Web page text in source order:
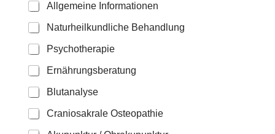
Allgemeine Informationen
Naturheilkundliche Behandlung
Psychotherapie
Ernährungsberatung
Blutanalyse
Craniosakrale Osteopathie